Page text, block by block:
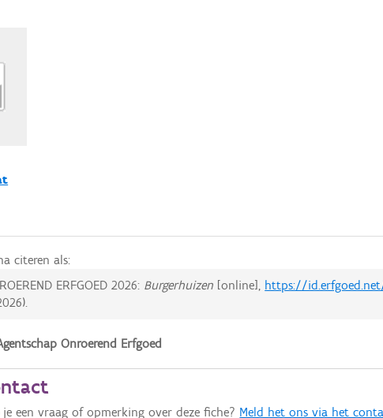
citeren als:
ERFGOED 2026: Burgerhuizen [online], https://
).
Onroerend Erfgoed
je een vraag of opmerking over deze fiche? Meld het ons via het